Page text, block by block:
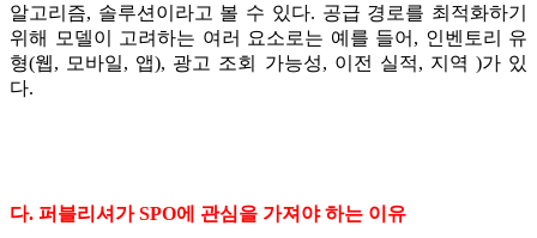
알고리즘, 솔루션이라고 볼 수 있다. 공급 경로를 최적화하기
위해 모델이 고려하는 여러 요소로는 예를 들어, 인벤토리 유
형(웹, 모바일, 앱), 광고 조회 가능성, 이전 실적, 지역 )가 있
다.
다. 퍼블리셔가 SPO에 관심을 가져야 하는 이유